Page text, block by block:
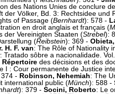
des Nations Unies de conclure
der Völker, Bd. 3: Rechtsidee und
of Passage (Bernhardt): 578 -
en droit anglais et français (
der Vereinigten Staaten (Strebel):
(Reibstein): 369 -
H. F. van: The Rôle of Nationality
: Tratado sôbre a nacionalidade.
Répertoire des décisions et des
: Cour permanente de Justice
- Robinson, Nehemiah: The
international public (Münch): 588 -
): 379 - Socini, Roberto: Le